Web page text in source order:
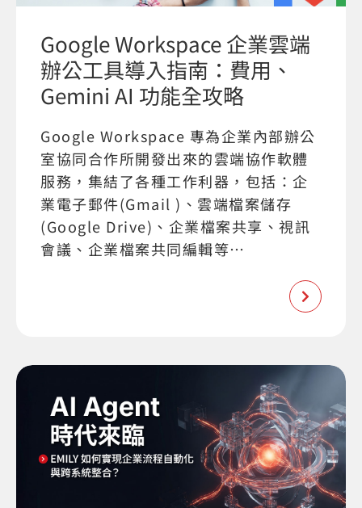
Google Workspace 企業雲端
辦公工具導入指南：費用、
Gemini AI 功能全攻略
Google Workspace 專為企業內部辦公
室協同合作所開發出來的雲端協作軟體
服務，集結了各種工作利器，包括：企
業電子郵件(Gmail )、雲端檔案儲存
(Google Drive)、企業檔案共享、視訊
會議、企業檔案共同編輯等…